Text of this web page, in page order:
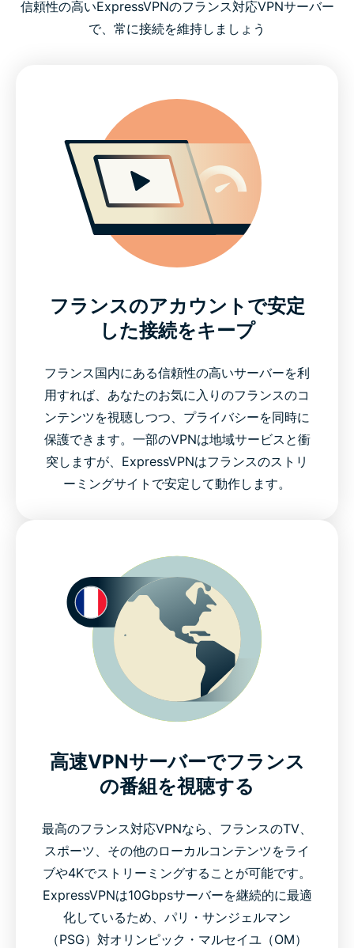
信頼性の高いExpressVPNのフランス対応VPNサーバー
で、常に接続を維持しましょう
フランスのアカウントで安定
した接続をキープ
フランス国内にある信頼性の高いサーバーを利
用すれば、あなたのお気に入りのフランスのコ
ンテンツを視聴しつつ、プライバシーを同時に
保護できます。一部のVPNは地域サービスと衝
突しますが、ExpressVPNはフランスのストリ
ーミングサイトで安定して動作します。
高速VPNサーバーでフランス
の番組を視聴する
最高のフランス対応VPNなら、フランスのTV、
スポーツ、その他のローカルコンテンツをライ
ブや4Kでストリーミングすることが可能です。
ExpressVPNは10Gbpsサーバーを継続的に最適
化しているため、パリ・サンジェルマン
（PSG）対オリンピック・マルセイユ（OM）